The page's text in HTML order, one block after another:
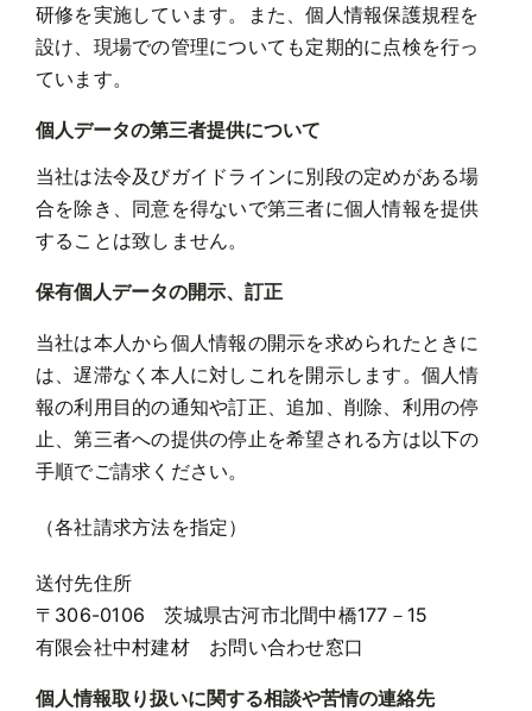
研修を実施しています。また、個人情報保護規程を
設け、現場での管理についても定期的に点検を行っ
ています。
個人データの第三者提供について
当社は法令及びガイドラインに別段の定めがある場
合を除き、同意を得ないで第三者に個人情報を提供
することは致しません。
保有個人データの開示、訂正
当社は本人から個人情報の開示を求められたときに
は、遅滞なく本人に対しこれを開示します。個人情
報の利用目的の通知や訂正、追加、削除、利用の停
止、第三者への提供の停止を希望される方は以下の
手順でご請求ください。
（各社請求方法を指定）
送付先住所
〒306-0106 茨城県古河市北間中橋177－15
有限会社中村建材 お問い合わせ窓口
個人情報取り扱いに関する相談や苦情の連絡先